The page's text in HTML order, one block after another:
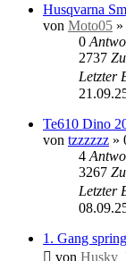
Husqvarna
von Moto05 »
0
2737
Letzter
Te610 Dino
von tzzzzzz »
4
3267
Letzter
1. Gang
von